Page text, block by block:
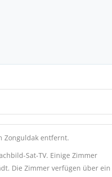
Zonguldak entfernt.
Sat-TV. Einige Zimmer
Die Zimmer verfügen über ein